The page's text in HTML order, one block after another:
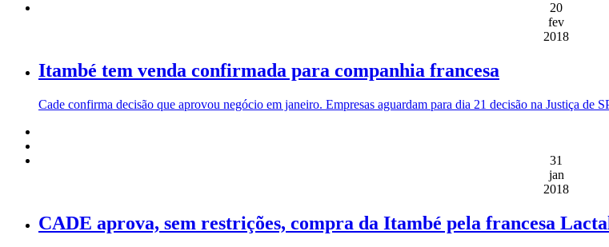
20
fev
2018
Itambé tem venda confirmada para companhia francesa
Cade confirma decisão que aprovou negócio em janeiro. Empresas aguardam para dia 21 decisão na Justiça de
31
jan
2018
CADE aprova, sem restrições, compra da Itambé pela francesa